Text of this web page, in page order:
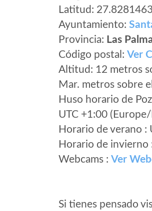
Latitud:
Ayuntamiento:
Provincia: Las
Código postal: Ver
Altitud: 12 metros
Mar. metros sobre
Huso horario de
UTC +1:00
Horario de verano :
Horario de invierno
Webcams : Ver
Si tienes pensado